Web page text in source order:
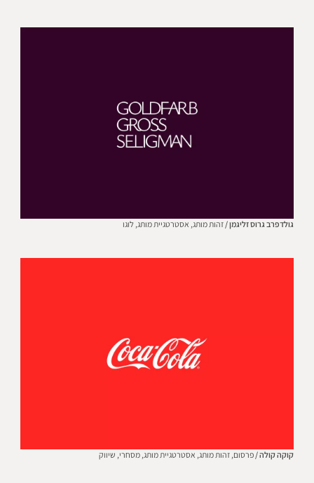
גולדפרב גרוס זליגמן /זהות מותג, אסטרטגיית מותג, לוגו
קוקה קולה /פרסום, זהות מותג, אסטרטגיית מותג, מסחרי, שיווק